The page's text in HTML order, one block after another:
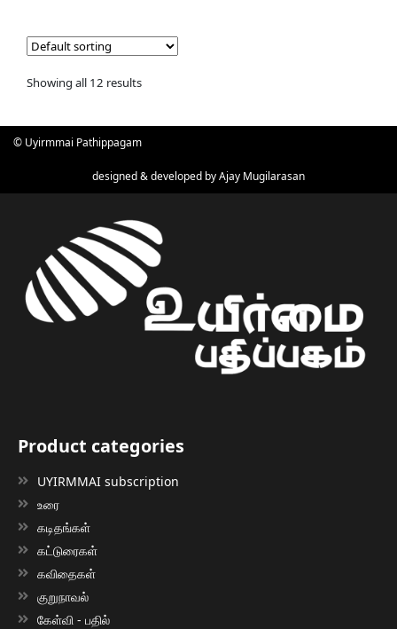
Showing all 12 results
© Uyirmmai Pathippagam
designed & developed byAjay Mugilarasan
Product categories
UYIRMMAI subscription
உரை
கடிதங்கள்
கட்டுரைகள்
கவிதைகள்
குறுநாவல்
கேள்வி - பதில்